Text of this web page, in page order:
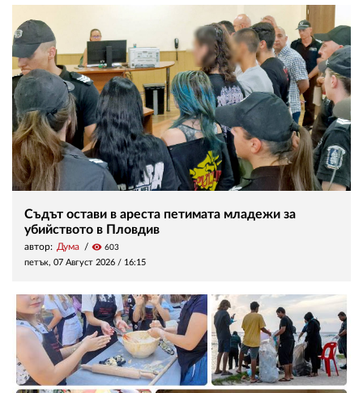
Съдът остави в ареста петимата младежи за
убийството в Пловдив
автор: Дума visibility 603
петък, 07 Август 2026 / 16:15